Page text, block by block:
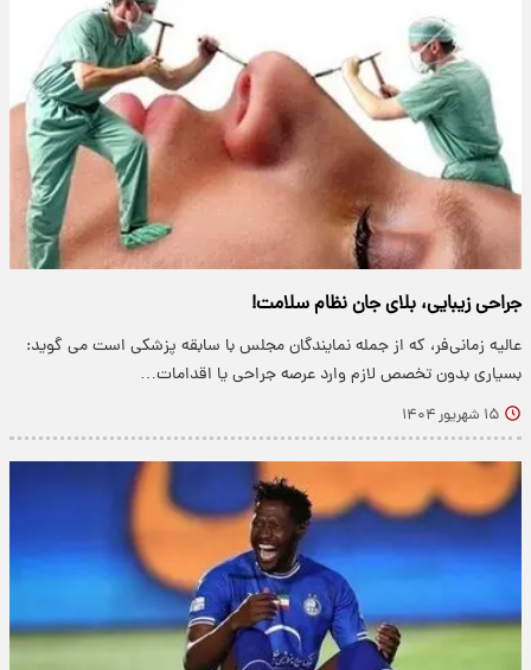
جراحی زیبایی، بلای جان نظام سلامت!
عالیه زمانی‌فر، که از جمله نمایندگان مجلس با سابقه پزشکی است می گوید:
بسیاری بدون تخصص لازم وارد عرصه جراحی یا اقدامات…
۱۵ شهریور ۱۴۰۴